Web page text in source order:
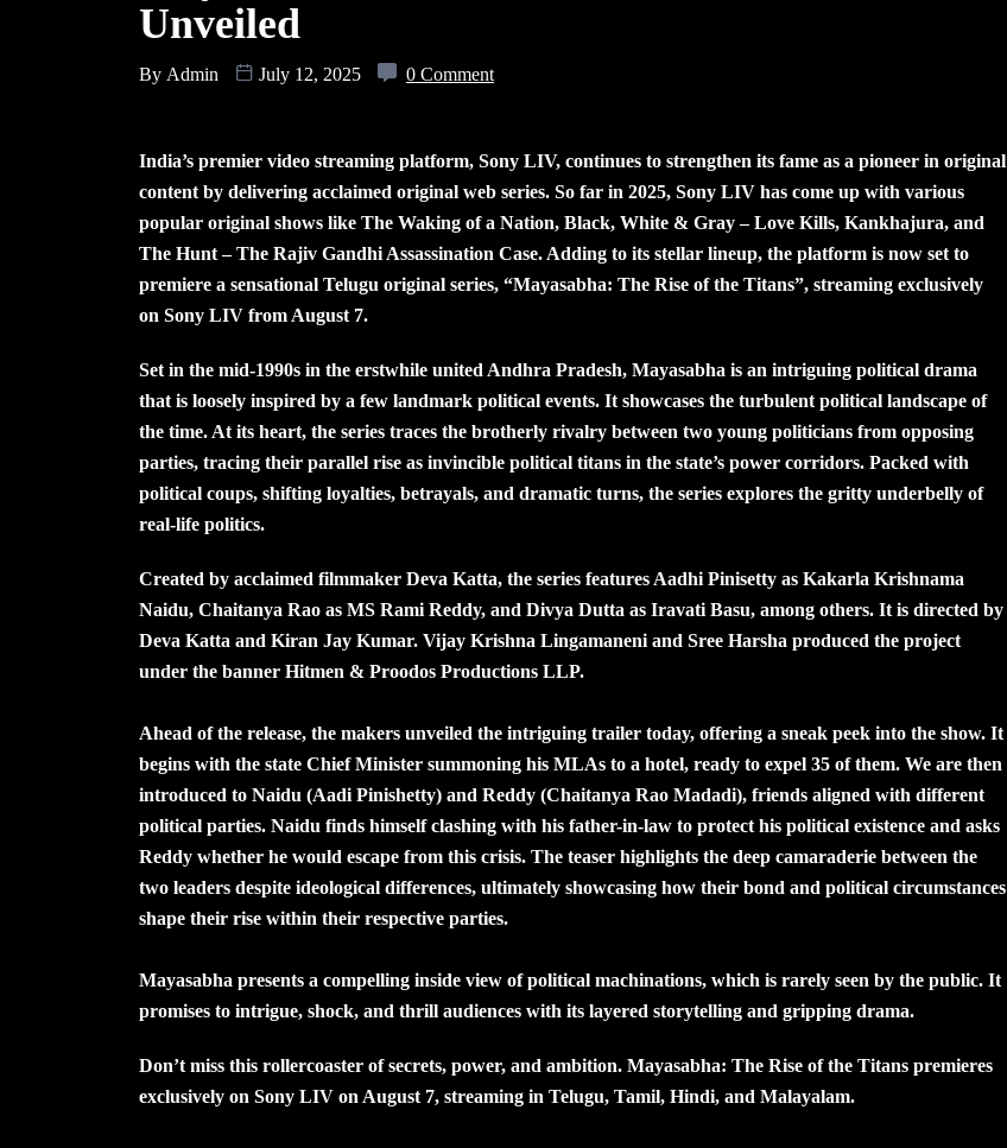
Unveiled
By Admin July 12, 2025 0 Comment
India’s premier video streaming platform, Sony LIV, continues to strengthen its fame as a pioneer in original
content by delivering acclaimed original web series. So far in 2025, Sony LIV has come up with various
popular original shows like The Waking of a Nation, Black, White & Gray – Love Kills, Kankhajura, and
The Hunt – The Rajiv Gandhi Assassination Case. Adding to its stellar lineup, the platform is now set to
premiere a sensational Telugu original series, “Mayasabha: The Rise of the Titans”, streaming exclusively
on Sony LIV from August 7.
Set in the mid-1990s in the erstwhile united Andhra Pradesh, Mayasabha is an intriguing political drama
that is loosely inspired by a few landmark political events. It showcases the turbulent political landscape of
the time. At its heart, the series traces the brotherly rivalry between two young politicians from opposing
parties, tracing their parallel rise as invincible political titans in the state’s power corridors. Packed with
political coups, shifting loyalties, betrayals, and dramatic turns, the series explores the gritty underbelly of
real-life politics.
Created by acclaimed filmmaker Deva Katta, the series features Aadhi Pinisetty as Kakarla Krishnama
Naidu, Chaitanya Rao as MS Rami Reddy, and Divya Dutta as Iravati Basu, among others. It is directed by
Deva Katta and Kiran Jay Kumar. Vijay Krishna Lingamaneni and Sree Harsha produced the project
under the banner Hitmen & Proodos Productions LLP.
Ahead of the release, the makers unveiled the intriguing trailer today, offering a sneak peek into the show. It
begins with the state Chief Minister summoning his MLAs to a hotel, ready to expel 35 of them. We are then
introduced to Naidu (Aadi Pinishetty) and Reddy (Chaitanya Rao Madadi), friends aligned with different
political parties. Naidu finds himself clashing with his father-in-law to protect his political existence and asks
Reddy whether he would escape from this crisis. The teaser highlights the deep camaraderie between the
two leaders despite ideological differences, ultimately showcasing how their bond and political circumstances
shape their rise within their respective parties.
Mayasabha presents a compelling inside view of political machinations, which is rarely seen by the public. It
promises to intrigue, shock, and thrill audiences with its layered storytelling and gripping drama.
Don’t miss this rollercoaster of secrets, power, and ambition. Mayasabha: The Rise of the Titans premieres
exclusively on Sony LIV on August 7, streaming in Telugu, Tamil, Hindi, and Malayalam.